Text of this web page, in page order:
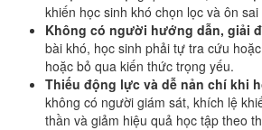
khiến học sinh khó chọn lọc và ôn
Không có người hướng dẫn, giải
bài khó, học sinh phải tự tra cứu
hoặc bỏ qua kiến thức trọng yếu.
Thiếu động lực và dễ nản chí khi
không có người giám sát, khích lệ
thần và giảm hiệu quả học tập theo